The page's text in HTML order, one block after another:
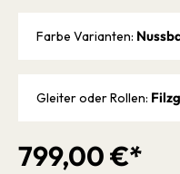
799,00 €*
Farbe Varianten:
Gleiter oder Rollen: